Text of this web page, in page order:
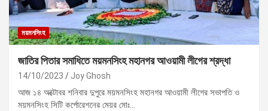
ময়মনসিংহ
জাতির পিতার সমাধিতে ময়মনসিংহ মহানগর আওয়ামী লীগের শ্রদ্ধা
14/10/2023 Joy Ghosh
আজ ১৪ অক্টোবর শনিবার দুপুরে ময়মনসিংহ মহানগর আওয়ামী লীগের সভাপতি ও
ময়মনসিংহ সিটি কর্পোরেশনের মেয়র মোঃ…